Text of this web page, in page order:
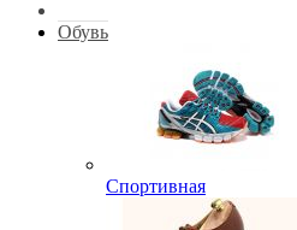
Обувь
Спортивная